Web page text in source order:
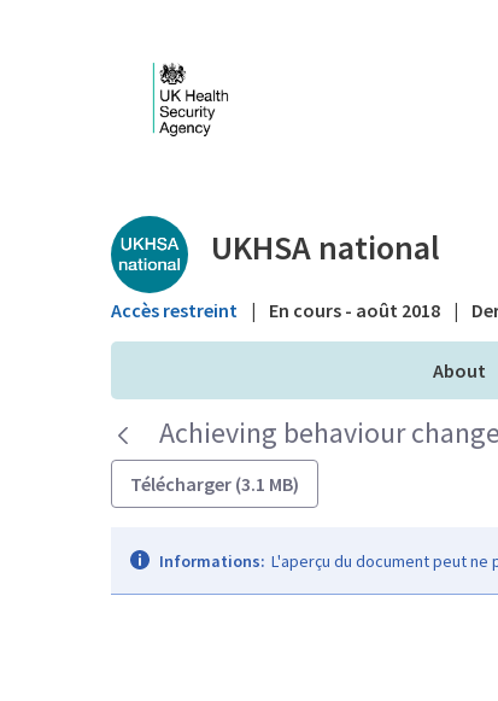
Public library -
UKHSA national
Accès restreint | En cours - août 2018 |
About
Achieving behaviour
Télécharger (3.1 MB)
Informations: L'aperçu du document peut